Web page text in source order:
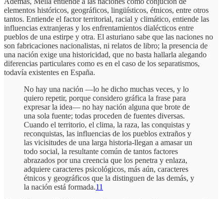
elementos históricos, geográficos, lingüísticos, étnicos, entre otros
tantos. Entiende el factor territorial, racial y climático, entiende las
influencias extranjeras y los enfrentamientos dialécticos entre
pueblos de una estirpe y otra. El asturiano sabe que las naciones no
son fabricaciones nacionalistas, ni relatos de libro; la presencia de
una nación exige una historicidad, que no basta hallarla alegando
diferencias particulares como es en el caso de los separatismos,
todavía existentes en España.
No hay una nación —lo he dicho muchas veces, y lo
quiero repetir, porque considero gráfica la frase para
expresar la idea— no hay nación alguna que brote de
una sola fuente; todas proceden de fuentes diversas.
Cuando el territorio, el clima, la raza, las conquistas y
reconquistas, las influencias de los pueblos extraños y
las vicisitudes de una larga historia-llegan a amasar un
todo social, la resultante común de tantos factores
abrazados por una creencia que los penetra y enlaza,
adquiere caracteres psicológicos, más aún, caracteres
étnicos y geográficos que la distinguen de las demás, y
la nación está formada.11